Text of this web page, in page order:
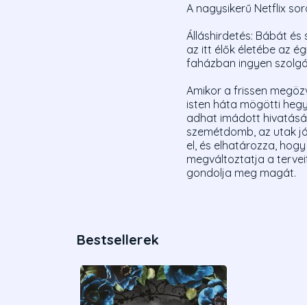
A nagysikerű Netflix
Álláshirdetés: Bábát
az itt élők életébe az
faházban ingyen
Amikor a frissen
isten háta mögötti
adhat imádott
szemétdomb, az utak
el, és elhatározza,
megváltoztatja a
gondolja meg magát.
Bestsellerek